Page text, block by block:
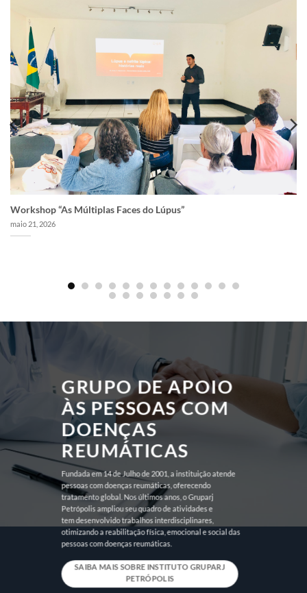
Workshop “As Múltiplas Faces do Lúpus”
GRUPO DE APOIO
ÀS PESSOAS COM
DOENÇAS
REUMÁTICAS
Fundada em 14 de Julho de 2001, a instituição atende
pessoas com doenças reumáticas, oferecendo
tratamento global. Nos últimos anos, o Gruparj
Petrópolis ampliou seu quadro de atividades e
tem desenvolvido trabalhos interdisciplinares,
otimizando a reabilitação física, emocional e social das
pessoas com doenças reumáticas.
SAIBA MAIS SOBRE INSTITUTO GRUPARJ
PETRÓPOLIS